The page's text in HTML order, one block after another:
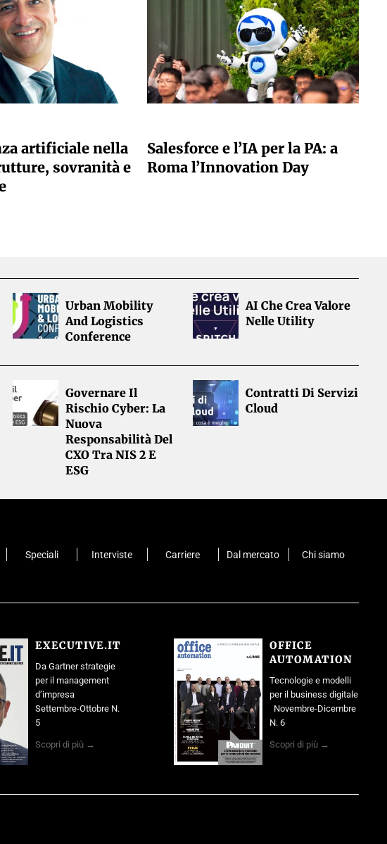
artificiale nella
sovranità e
Salesforce e l’IA per la PA: a
Roma l’Innovation Day
Urban Mobility
And Logistics
Conference
AI Che Crea Valore
Nelle Utility
Governare Il
Rischio Cyber: La
Nuova
Responsabilità Del
CXO Tra NIS 2 E
ESG
Contratti Di Servizi
Cloud
Speciali Interviste Carriere Dal mercato Chi siamo
EXECUTIVE.IT
Da Gartner strategie
per il management
d’impresa
Settembre-Ottobre N.
5
Scopri di più →
OFFICE
AUTOMATION
Tecnologie e modelli
per il business digitale
Novembre-Dicembre
N. 6
Scopri di più →